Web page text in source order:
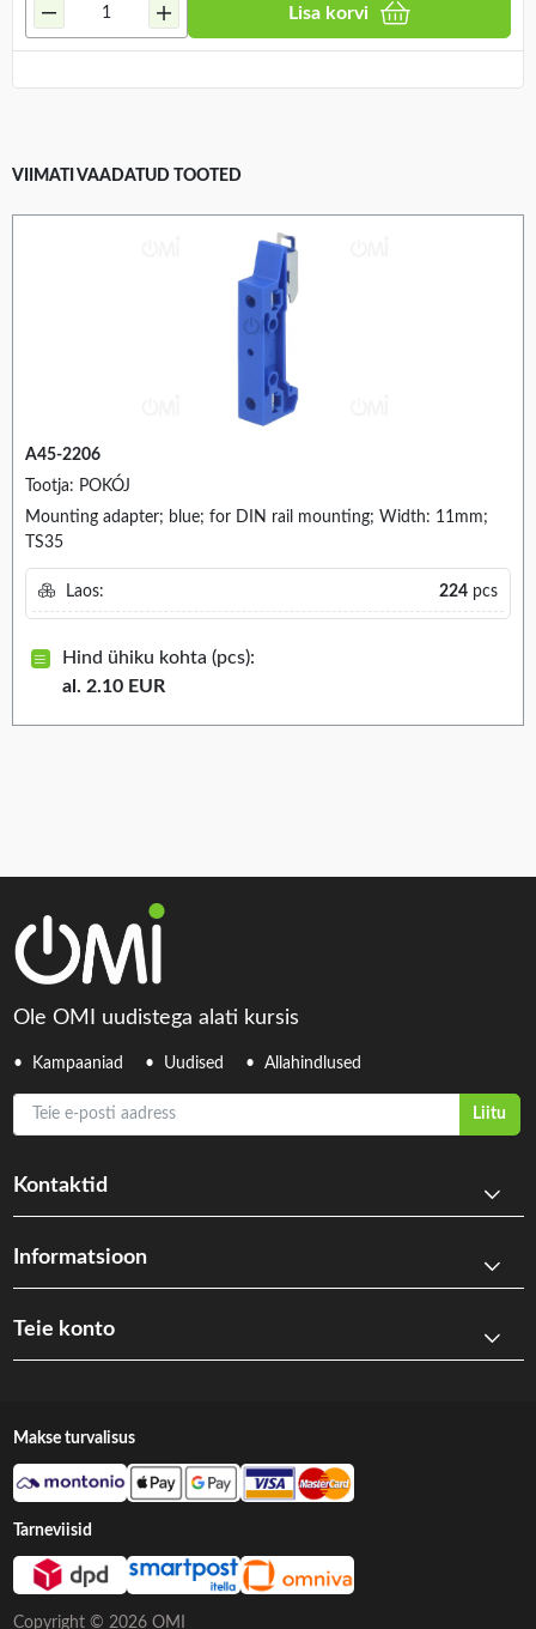
Lisa korvi
VIIMATI VAADATUD TOOTED
A45-2206
Tootja: POKÓJ
Mounting adapter; blue; for DIN rail mounting; Width: 11mm;
TS35
Laos: 224 pcs
Hind ühiku kohta (pcs):
al. 2.10 EUR
Ole OMI uudistega alati kursis
Kampaaniad Uudised Allahindlused
Teie e-posti aadress
Liitu
Kontaktid
Informatsioon
Teie konto
Copyright © 2026 OMI
Makse turvalisus
Tarneviisid